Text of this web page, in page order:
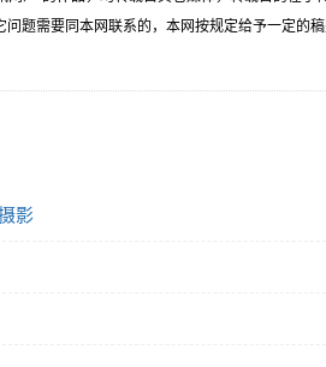
题需要同本网联系的，本网按规定给予一定的
影